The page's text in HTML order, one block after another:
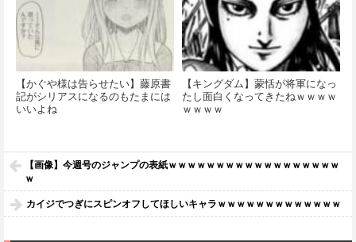
【かぐや様は告らせたい】藤原書
記がシリアスになるのもたまには
いいよね
【キングダム】蒙恬が将軍になっ
たし面白くなってきたねｗｗｗｗ
ｗｗｗｗ
【画像】今週号のジャンプの表紙ｗｗｗｗｗｗｗｗｗｗｗｗｗｗｗｗｗｗ
ｗ
カイジでつぎにスピンオフしてほしいキャラｗｗｗｗｗｗｗｗｗｗｗｗｗ